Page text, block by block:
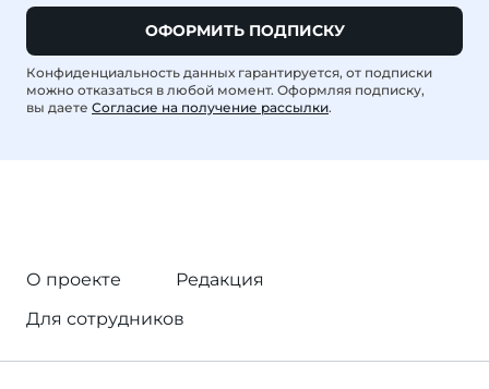
ОФОРМИТЬ ПОДПИСКУ
Конфиденциальность данных гарантируется, от подписки
можно отказаться в любой момент. Оформляя подписку,
вы даете Согласие на получение рассылки.
О проекте
Редакция
Для сотрудников